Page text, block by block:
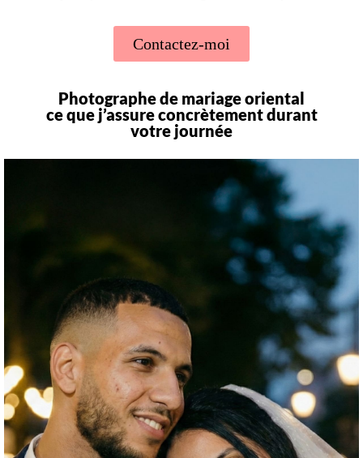
Contactez-moi
Photographe de mariage oriental
ce que j’assure concrètement durant
votre journée